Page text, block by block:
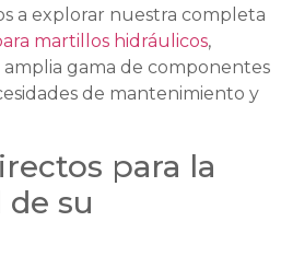
a explorar nuestra completa
martillos hidráulicos,
gama de componentes
de mantenimiento y
para la
su